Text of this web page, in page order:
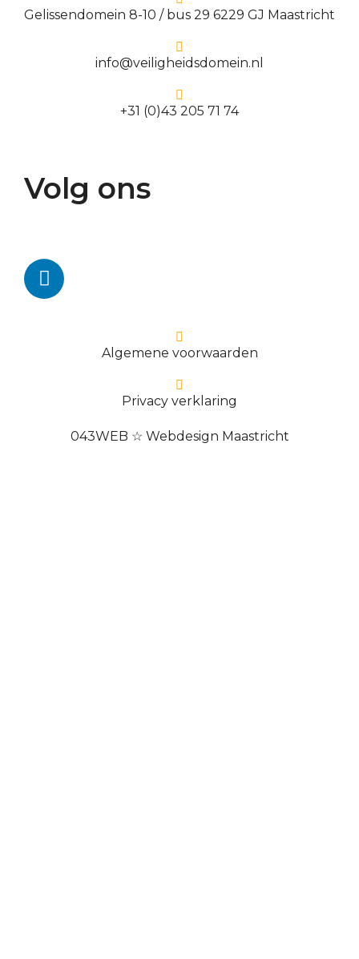
Gelissendomein 8-10 / bus 29 6229 GJ Maastricht
info@veiligheidsdomein.nl
+31 (0)43 205 71 74
Volg ons
Algemene voorwaarden
Privacy verklaring
043WEB ☆ Webdesign Maastricht